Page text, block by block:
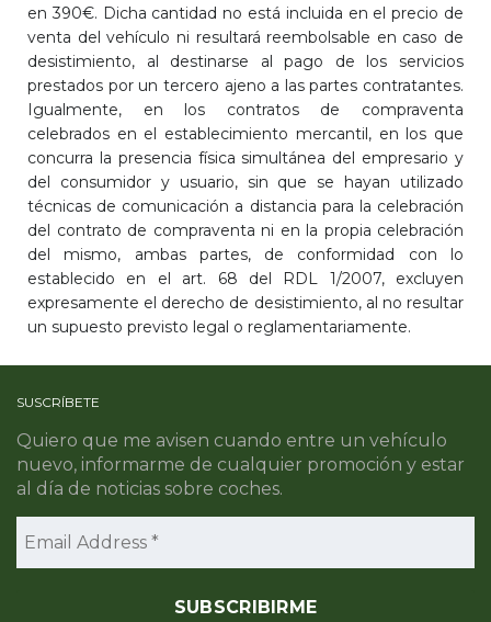
en 390€. Dicha cantidad no está incluida en el precio de
venta del vehículo ni resultará reembolsable en caso de
desistimiento, al destinarse al pago de los servicios
prestados por un tercero ajeno a las partes contratantes.
Igualmente, en los contratos de compraventa
celebrados en el establecimiento mercantil, en los que
concurra la presencia física simultánea del empresario y
del consumidor y usuario, sin que se hayan utilizado
técnicas de comunicación a distancia para la celebración
del contrato de compraventa ni en la propia celebración
del mismo, ambas partes, de conformidad con lo
establecido en el art. 68 del RDL 1/2007, excluyen
expresamente el derecho de desistimiento, al no resultar
un supuesto previsto legal o reglamentariamente.
SUSCRÍBETE
Quiero que me avisen cuando entre un vehículo
nuevo, informarme de cualquier promoción y estar
al día de noticias sobre coches.